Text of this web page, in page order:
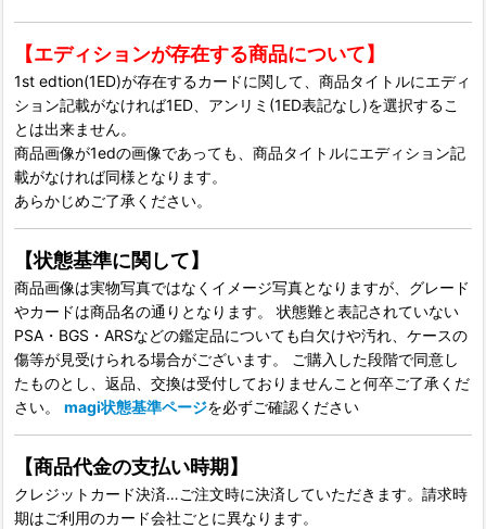
【エディションが存在する商品について】
1st edtion(1ED)が存在するカードに関して、商品タイトルにエディ
ション記載がなければ1ED、アンリミ(1ED表記なし)を選択するこ
とは出来ません。
商品画像が1edの画像であっても、商品タイトルにエディション記
載がなければ同様となります。
あらかじめご了承ください。
【状態基準に関して】
商品画像は実物写真ではなくイメージ写真となりますが、グレード
やカードは商品名の通りとなります。 状態難と表記されていない
PSA・BGS・ARSなどの鑑定品についても白欠けや汚れ、ケースの
傷等が見受けられる場合がございます。 ご購入した段階で同意し
たものとし、返品、交換は受付しておりませんこと何卒ご了承くだ
さい。 magi状態基準ページを必ずご確認ください
【商品代金の支払い時期】
クレジットカード決済…ご注文時に決済していただきます。請求時
期はご利用のカード会社ごとに異なります。